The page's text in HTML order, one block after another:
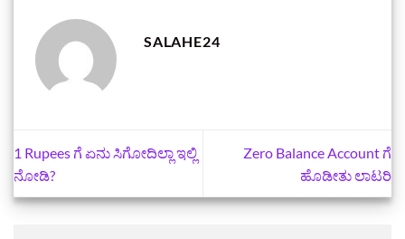
SALAHE24
1 Rupees ಗೆ ಏನು ಸಿಗೋದಿಲ್ಲಾ ಇಲ್ಲಿ
ನೋಡಿ?
Zero Balance Account ಗೆ
ಹೊಡೀತು ಲಾಟರಿ